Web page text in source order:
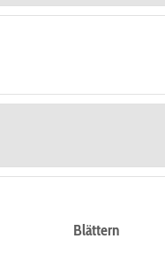
Blättern